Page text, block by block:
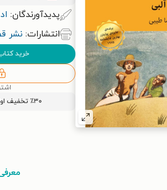
پدیدآورندگان:
انتشارات: نشر
خرید
٪۳۰ تخفیف اولین خرید کتاب با کد